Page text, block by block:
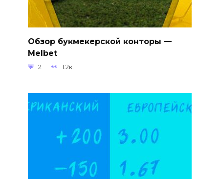
Обзор букмекерской конторы —
Melbet
2 1.2к.